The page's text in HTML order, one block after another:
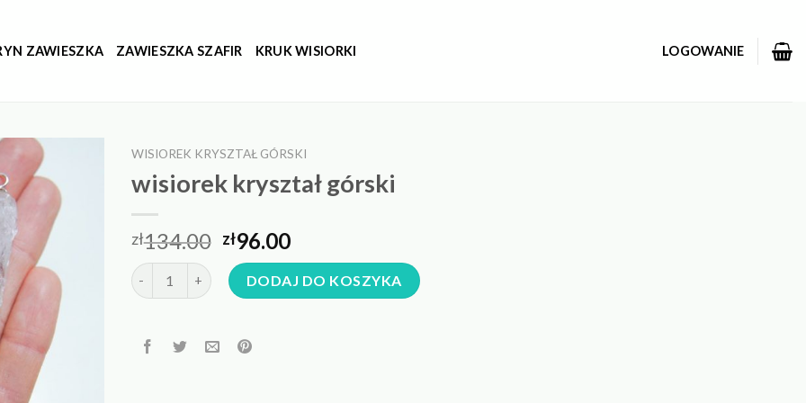
ZAWIESZKA ZAWIESZKA SZAFIR KRUK WISIORKI LOGOWANIE
WISIOREK KRYSZTAŁ GÓRSKI
wisiorek kryształ górski
zł134.00 zł96.00
ilość wisiorek kryształ górskiDODAJ DO KOSZYKA